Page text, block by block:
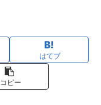
はてブ
コピー